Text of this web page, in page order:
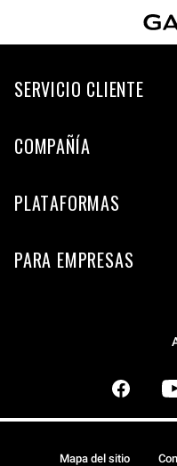
SERVICIO CLIENTE
COMPAÑÍA
PLATAFORMAS
PARA EMPRESAS
Mapa del sitio